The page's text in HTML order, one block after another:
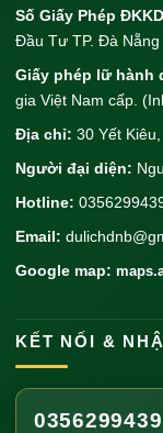
Vị Trí và Cách
Cách di
có
để tận
Từ
taxi
sân
VNĐ/
Giá Vé và Giờ
Số Giấy Phép
Đầu Tư TP. Đà Nẵng
Giấy phép lữ hành
gia Việt Nam cấp.
Địa chỉ: 30 Yết
Người đại diện:
Hotline:
Email:
Google map:
KẾT NỐI &
0356299439